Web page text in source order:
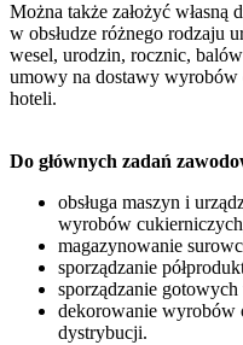
Można także założyć własną
w obsłudze różnego rodzaju
wesel, urodzin, rocznic,
umowy na dostawy wyrobów
hoteli.
Do głównych zadań
obsługa maszyn i
wyrobów
magazynowanie
sporządzanie
sporządzanie
dekorowanie wyrobów
dystrybucji.